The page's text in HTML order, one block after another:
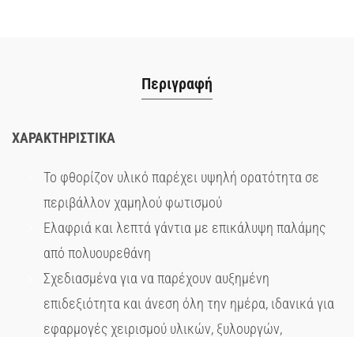
Περιγραφή
ΧΑΡΑΚΤΗΡΙΣΤΙΚΑ
Το φθορίζον υλικό παρέχει υψηλή ορατότητα σε
περιβάλλον χαμηλού φωτισμού
Ελαφριά και λεπτά γάντια με επικάλυψη παλάμης
από πολυουρεθάνη
Σχεδιασμένα για να παρέχουν αυξημένη
επιδεξιότητα και άνεση όλη την ημέρα, ιδανικά για
εφαρμογές χειρισμού υλικών, ξυλουργών,